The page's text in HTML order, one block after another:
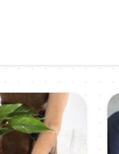
StronaStronaStronaStrona